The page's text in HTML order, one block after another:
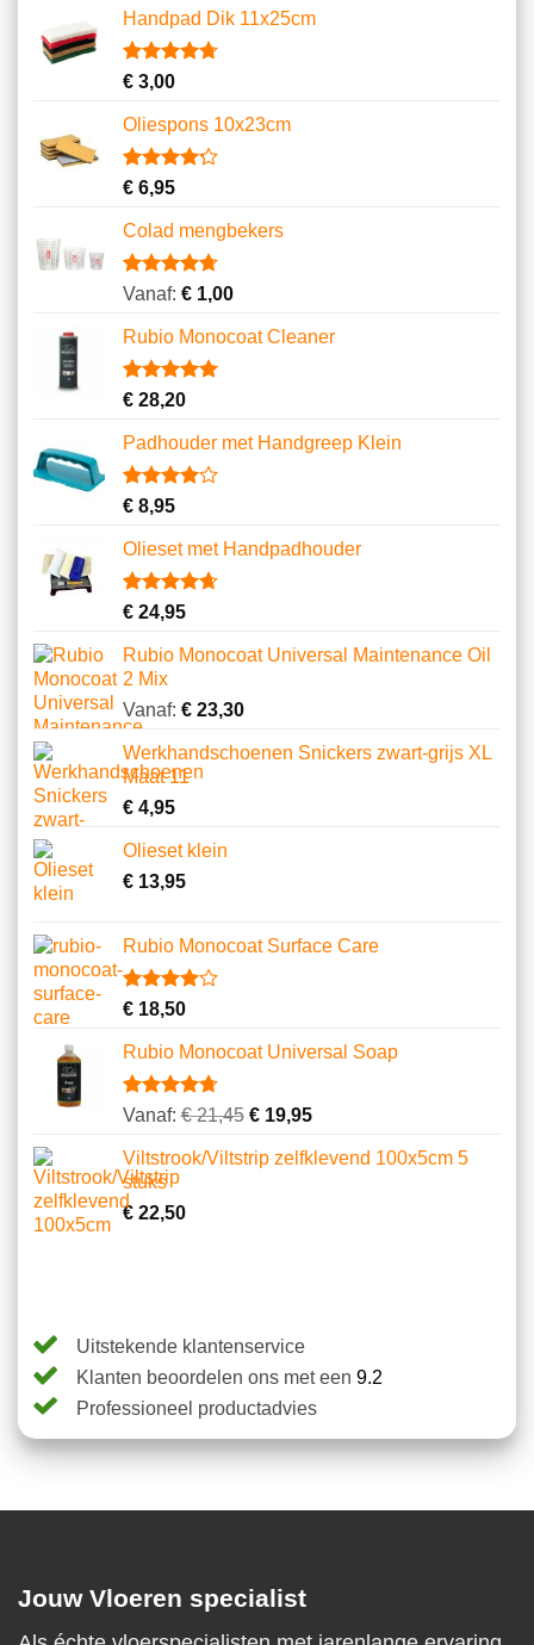
gebaseerd
op
klantbeoordelingen
Handpad Dik 11x25cm
Gewaardeerd
gebaseerd
op
10
klantbeoordelingen
€3,00
Oliespons 10x23cm
Gewaardeerd
gebaseerd
op
9
klantbeoordelingen
€6,95
Colad mengbekers
Gewaardeerd
gebaseerd
op
8
klantbeoordelingen
Vanaf: €1,00
Rubio Monocoat Cleaner
Gewaardeerd
gebaseerd
op
2
klantbeoordelingen
€28,20
Padhouder met Handgreep Klein
Gewaardeerd
5
gebaseerd
op
1
€8,95
Olieset met Handpadhouder
Gewaardeerd
gebaseerd
op
11
klantbeoordelingen
€24,95
Rubio Monocoat Universal Maintenance Oil
2 Mix
Vanaf: €23,30
Werkhandschoenen Snickers zwart-grijs XL
Maat 11
€4,95
Olieset klein
€13,95
Rubio Monocoat Surface Care
Gewaardeerd
5
gebaseerd
op
2
€18,50
Rubio Monocoat Universal Soap
Gewaardeerd
gebaseerd
op
23
klantbeoordelingen
Vanaf:€21,45 € 19,95
Viltstrook/Viltstrip zelfklevend 100x5cm 5
stuks
€22,50
Uitstekende klantenservice
Klanten beoordelen ons met een 9.2
Professioneel productadvies
Jouw Vloeren specialist